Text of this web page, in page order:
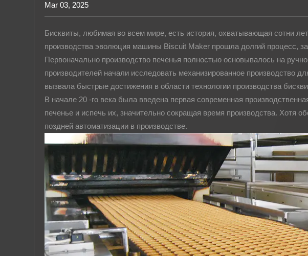
Mar 03, 2025
Бисквиты, любимая во всем мире, есть история, охватывающая сотни
производства эволюция машины Biscuit Maker прошла долгий процесс,
Первоначально производство печенья полностью основывалось на
производителей начали исследовать механизированное производство
вызвала быстрые достижения в области технологии производства
В начале 20 -го века была введена первая современная
печенье и испечь их, значительно сокращая время производства. Хотя
поздней автоматизации в производстве.